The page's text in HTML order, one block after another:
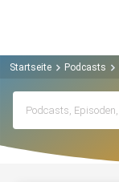
Startseite Podcasts